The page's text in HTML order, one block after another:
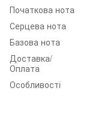
Початкова нота
Серцева нота
Базова нота
Доставка/
Оплата
Особливості